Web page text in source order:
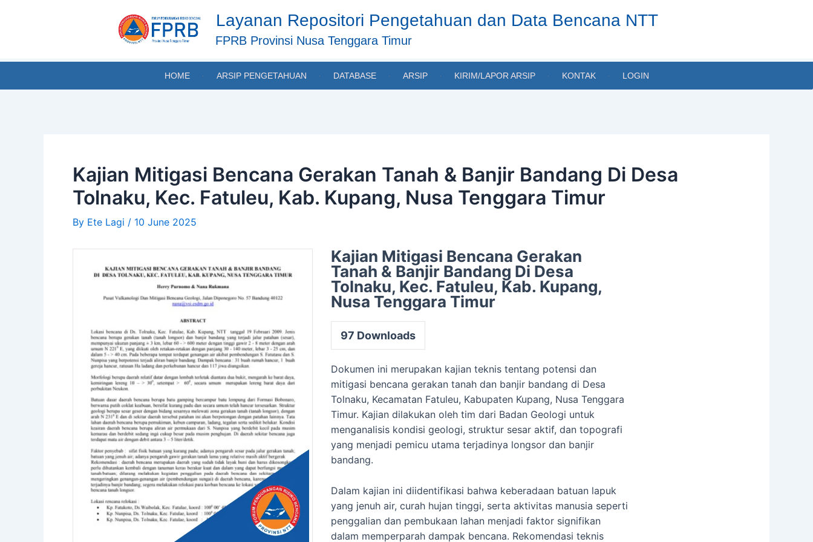
Layanan Repositori Pengetahuan dan Data Bencana NTT
FPRB Provinsi Nusa Tenggara Timur
HOME ARSIP PENGETAHUAN DATABASE ARSIP KIRIM/LAPOR ARSIP KONTAK LOGIN
Kajian Mitigasi Bencana Gerakan Tanah & Banjir Bandang Di Desa
Tolnaku, Kec. Fatuleu, Kab. Kupang, Nusa Tenggara Timur
By Ete Lagi / 10 June 2025
Kajian Mitigasi Bencana Gerakan
Tanah & Banjir Bandang Di Desa
Tolnaku, Kec. Fatuleu, Kab. Kupang,
Nusa Tenggara Timur
97 Downloads
Dokumen ini merupakan kajian teknis tentang potensi dan
mitigasi bencana gerakan tanah dan banjir bandang di Desa
Tolnaku, Kecamatan Fatuleu, Kabupaten Kupang, Nusa Tenggara
Timur. Kajian dilakukan oleh tim dari Badan Geologi untuk
menganalisis kondisi geologi, struktur sesar aktif, dan topografi
yang menjadi pemicu utama terjadinya longsor dan banjir
bandang.
Dalam kajian ini diidentifikasi bahwa keberadaan batuan lapuk
yang jenuh air, curah hujan tinggi, serta aktivitas manusia seperti
penggalian dan pembukaan lahan menjadi faktor signifikan
dalam memperparah dampak bencana. Rekomendasi teknis
navigation